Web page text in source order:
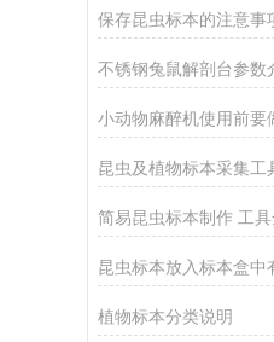
保存昆虫标本的注意事
不锈钢兔鼠解剖台参数
昆虫及植物标本采集工
简易昆虫标本制作 工
昆虫标本放入标本盒中
植物标本分类说明